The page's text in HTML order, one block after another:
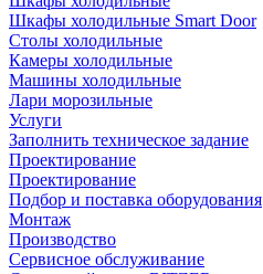
Шкафы холодильные Smart Door
Столы холодильные
Камеры холодильные
Машины холодильные
Лари морозильные
Услуги
Заполнить техническое задание
Проектирование
Проектирование
Подбор и поставка оборудования
Монтаж
Производство
Сервисное обслуживание